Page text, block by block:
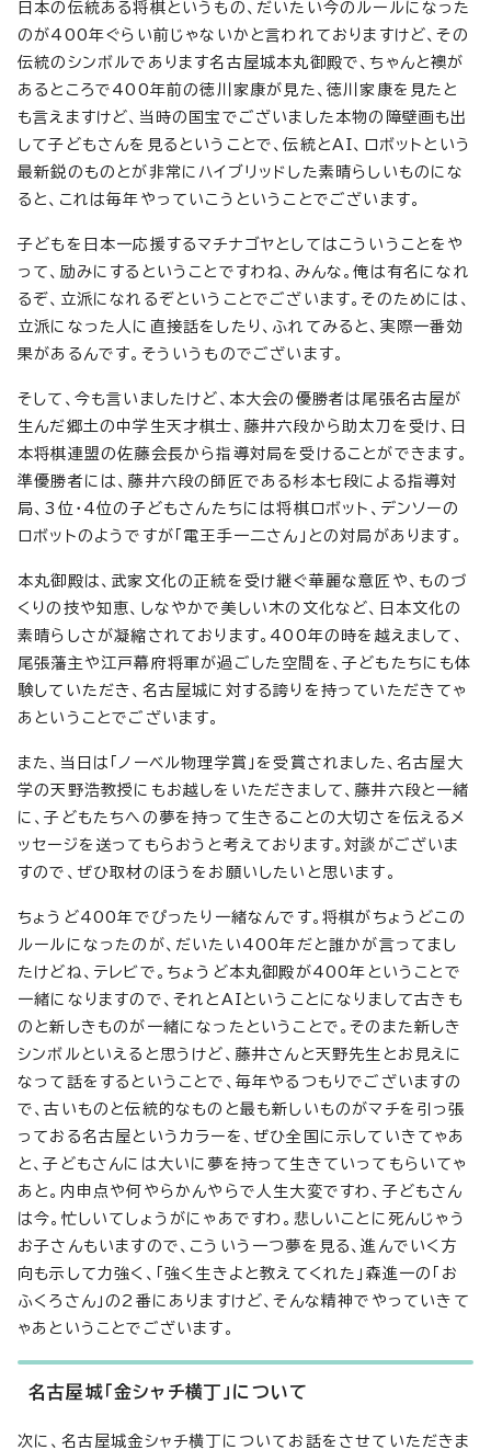
日本の伝統ある将棋というもの、だいたい今のルールになった
のが400年ぐらい前じゃないかと言われておりますけど、その
伝統のシンボルであります名古屋城本丸御殿で、ちゃんと襖が
あるところで400年前の徳川家康が見た、徳川家康を見たと
も言えますけど、当時の国宝でございました本物の障壁画も出
して子どもさんを見るということで、伝統とAI、ロボットという
最新鋭のものとが非常にハイブリッドした素晴らしいものにな
ると、これは毎年やっていこうということでございます。
子どもを日本一応援するマチナゴヤとしてはこういうことをや
って、励みにするということですわね、みんな。俺は有名になれ
るぞ、立派になれるぞということでございます。そのためには、
立派になった人に直接話をしたり、ふれてみると、実際一番効
果があるんです。そういうものでございます。
そして、今も言いましたけど、本大会の優勝者は尾張名古屋が
生んだ郷土の中学生天才棋士、藤井六段から助太刀を受け、日
本将棋連盟の佐藤会長から指導対局を受けることができます。
準優勝者には、藤井六段の師匠である杉本七段による指導対
局、3位・4位の子どもさんたちには将棋ロボット、デンソーの
ロボットのようですが「電王手一二さん」との対局があります。
本丸御殿は、武家文化の正統を受け継ぐ華麗な意匠や、ものづ
くりの技や知恵、しなやかで美しい木の文化など、日本文化の
素晴らしさが凝縮されております。400年の時を越えまして、
尾張藩主や江戸幕府将軍が過ごした空間を、子どもたちにも体
験していただき、名古屋城に対する誇りを持っていただきてゃ
あということでございます。
また、当日は「ノーベル物理学賞」を受賞されました、名古屋大
学の天野浩教授にもお越しをいただきまして、藤井六段と一緒
に、子どもたちへの夢を持って生きることの大切さを伝えるメ
ッセージを送ってもらおうと考えております。対談がございま
すので、ぜひ取材のほうをお願いしたいと思います。
ちょうど400年でぴったり一緒なんです。将棋がちょうどこの
ルールになったのが、だいたい400年だと誰かが言ってまし
たけどね、テレビで。ちょうど本丸御殿が400年ということで
一緒になりますので、それとAIということになりまして古きも
のと新しきものが一緒になったということで。そのまた新しき
シンボルといえると思うけど、藤井さんと天野先生とお見えに
なって話をするということで、毎年やるつもりでございますの
で、古いものと伝統的なものと最も新しいものがマチを引っ張
っておる名古屋というカラーを、ぜひ全国に示していきてゃあ
と、子どもさんには大いに夢を持って生きていってもらいてゃ
あと。内申点や何やらかんやらで人生大変ですわ、子どもさん
は今。忙しいてしょうがにゃあですわ。悲しいことに死んじゃう
お子さんもいますので、こういう一つ夢を見る、進んでいく方
向も示して力強く、「強く生きよと教えてくれた」森進一の「お
ふくろさん」の2番にありますけど、そんな精神でやっていきて
ゃあということでございます。
名古屋城「金シャチ横丁」について
次に、名古屋城金シャチ横丁についてお話をさせていただきま